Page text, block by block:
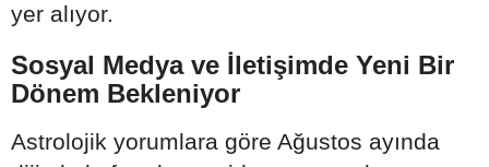
yer alıyor.
Sosyal Medya ve İletişimde Yeni Bir
Dönem Bekleniyor
Astrolojik yorumlara göre Ağustos ayında